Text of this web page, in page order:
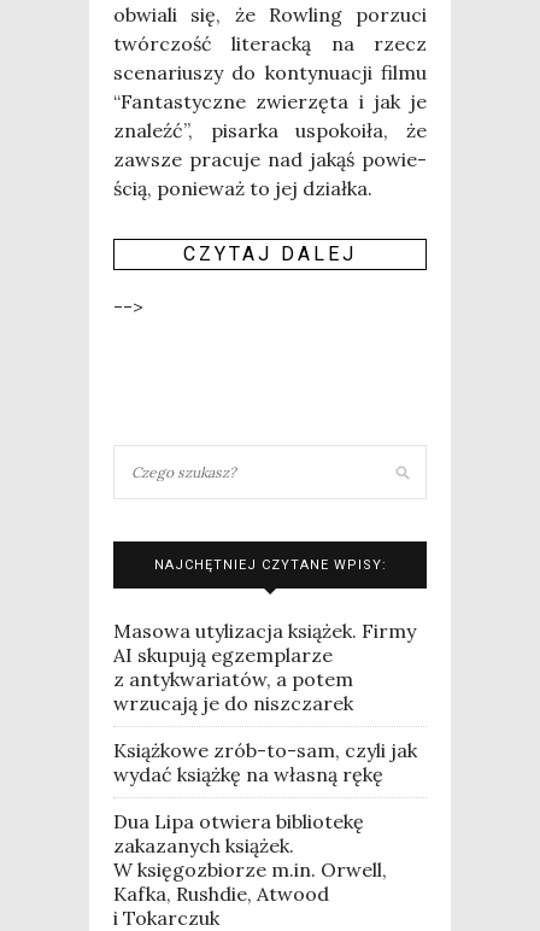
obwia­li się, że Row­ling porzu­ci
twór­czość lite­rac­ką na rzecz
sce­na­riu­szy do kon­ty­nu­acji fil­mu
“Fan­ta­stycz­ne zwie­rzę­ta i jak je
zna­leźć”, pisar­ka uspo­ko­iła, że
zawsze pra­cu­je nad jakąś powie­
ścią, ponie­waż to jej działka.
CZY­TAJ DALEJ
-->
NAJCHĘTNIEJ CZYTANE WPISY:
Masowa utylizacja książek. Firmy
AI skupują egzemplarze
z antykwariatów, a potem
wrzucają je do niszczarek
Książkowe zrób-to-sam, czyli jak
wydać książkę na własną rękę
Dua Lipa otwiera bibliotekę
zakazanych książek.
W księgozbiorze m.in. Orwell,
Kafka, Rushdie, Atwood
i Tokarczuk